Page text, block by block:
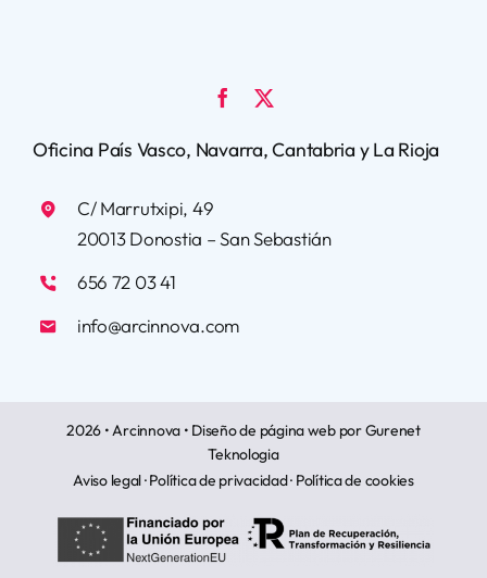
Oficina País Vasco, Navarra, Cantabria y La Rioja
C/ Marrutxipi, 49
20013 Donostia – San Sebastián
656 72 03 41
info@arcinnova.com
2026 • Arcinnova • Diseño de página webpor Gurenet
Teknologia
Aviso legal·Política de privacidad· Política de cookies